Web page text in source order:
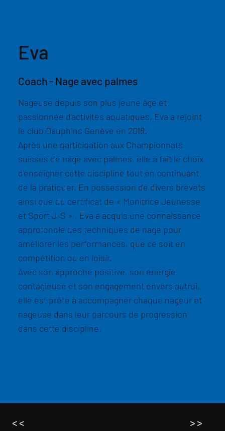
<< >>
Eva
Coach - Nage avec palmes
Nageuse depuis son plus jeune âge et
passionnée d’activités aquatiques, Eva a rejoint
le club Dauphins Genève en 2018.
Après une participation aux Championnats
suisses de nage avec palmes, elle a fait le choix
d’enseigner cette discipline tout en continuant
de la pratiquer. En possession de divers brevets
ainsi que du certificat de « Monitrice Jeunesse
et Sport J-S » , Eva a acquis une connaissance
approfondie des techniques de nage pour
améliorer les performances, que ce soit en
compétition ou en loisir.
Avec son approche positive, son énergie
contagieuse et son engagement envers autrui,
elle est prête à accompagner chaque nageur et
nageuse dans leur parcours de progression
dans cette discipline.